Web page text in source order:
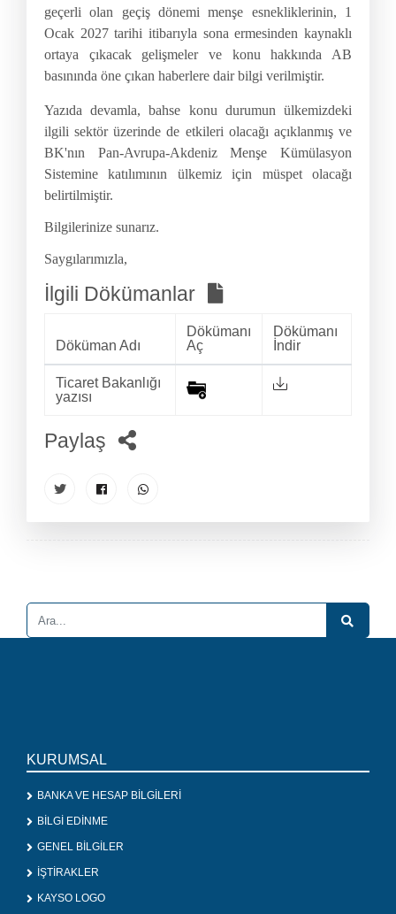
geçerli olan geçiş dönemi menşe esnekliklerinin, 1
Ocak 2027 tarihi itibarıyla sona ermesinden kaynaklı
ortaya çıkacak gelişmeler ve konu hakkında AB
basınında öne çıkan haberlere dair bilgi verilmiştir.
Yazıda devamla, bahse konu durumun ülkemizdeki
ilgili sektör üzerinde de etkileri olacağı açıklanmış ve
BK'nın Pan-Avrupa-Akdeniz Menşe Kümülasyon
Sistemine katılımının ülkemiz için müspet olacağı
belirtilmiştir.
Bilgilerinize sunarız.
Saygılarımızla,
İlgili Dökümanlar
Döküman Adı
Dökümanı
Aç
Dökümanı
İndir
Ticaret Bakanlığı
yazısı
Paylaş
KURUMSAL
BANKA VE HESAP BİLGİLERİ
BİLGİ EDİNME
GENEL BİLGİLER
İŞTİRAKLER
KAYSO LOGO